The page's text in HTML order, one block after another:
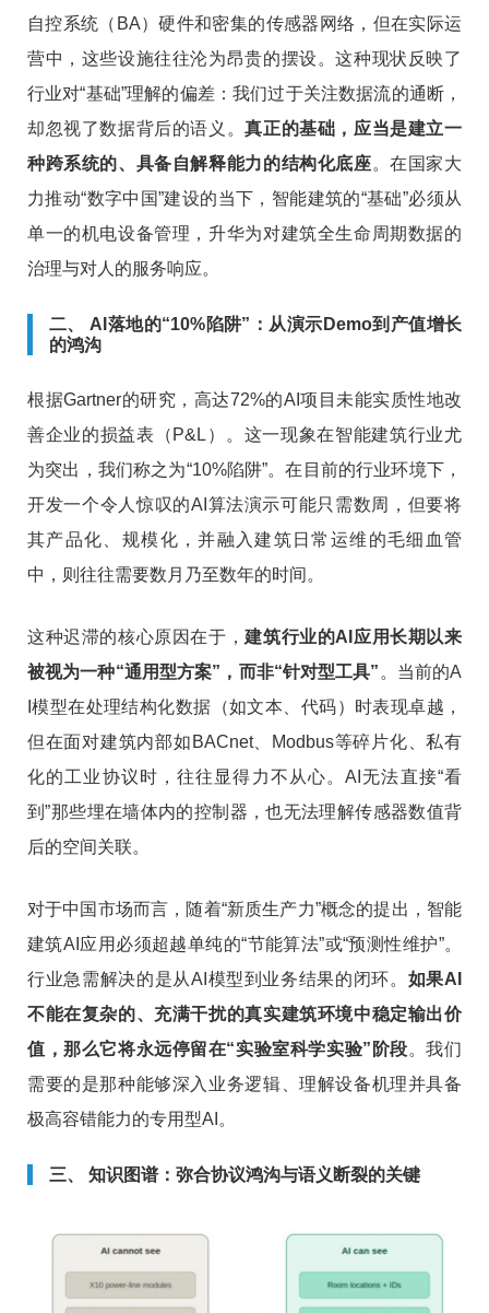
自控系统（BA）硬件和密集的传感器网络，但在实际运
营中，这些设施往往沦为昂贵的摆设。这种现状反映了
行业对“基础”理解的偏差：我们过于关注数据流的通断，
却忽视了数据背后的语义。真正的基础，应当是建立一
种跨系统的、具备自解释能力的结构化底座。在国家大
力推动“数字中国”建设的当下，智能建筑的“基础”必须从
单一的机电设备管理，升华为对建筑全生命周期数据的
治理与对人的服务响应。
二、 AI落地的“10%陷阱”：从演示Demo到产值增长
的鸿沟
根据Gartner的研究，高达72%的AI项目未能实质性地改
善企业的损益表（P&L）。这一现象在智能建筑行业尤
为突出，我们称之为“10%陷阱”。在目前的行业环境下，
开发一个令人惊叹的AI算法演示可能只需数周，但要将
其产品化、规模化，并融入建筑日常运维的毛细血管
中，则往往需要数月乃至数年的时间。
这种迟滞的核心原因在于，建筑行业的AI应用长期以来
被视为一种“通用型方案”，而非“针对型工具” 。当前的A
I模型在处理结构化数据（如文本、代码）时表现卓越，
但在面对建筑内部如BACnet、Modbus等碎片化、私有
化的工业协议时，往往显得力不从心。AI无法直接“看
到”那些埋在墙体内的控制器，也无法理解传感器数值背
后的空间关联。
对于中国市场而言，随着“新质生产力”概念的提出，智能
建筑AI应用必须超越单纯的“节能算法”或“预测性维护”。
行业急需解决的是从AI模型到业务结果的闭环。 如果AI
不能在复杂的、充满干扰的真实建筑环境中稳定输出价
值，那么它将永远停留在“实验室科学实验”阶段。我们
需要的是那种能够深入业务逻辑、理解设备机理并具备
极高容错能力的专用型AI。
三、 知识图谱：弥合协议鸿沟与语义断裂的关键